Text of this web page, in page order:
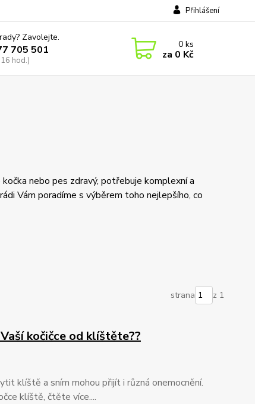
Přihlášení
Zavolejte.
705 501
hod.)
0ks
za 0 Kč
nebo pes zdravý, potřebuje komplexní a
Vám poradíme s výběrem toho nejlepšího, co
strana z 1
kočičce od klíštěte??
klíště a sním mohou přijít i různá onemocnění.
klíště, čtěte více....